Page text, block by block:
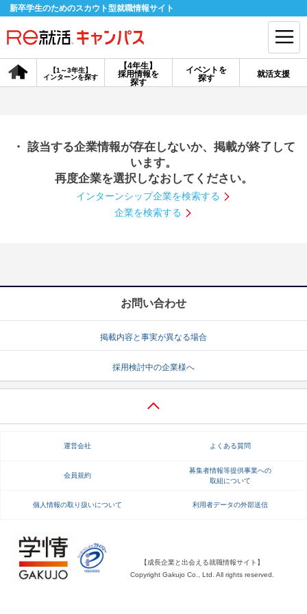
新卒学生のためのスカウト型就職情報サイト
【4年生】
採用情報を
探す
【1～3年生】
インターンを探す
イベントを
探す
就活支援
会員登録 ログイン
探す
【4年生】
説明会を探す
インターンを探す
就活ノウハウ・サポート
就活支援
就活ノウハウが満載！ お役立ち記事・相談室など
適職診断 就活チャンネル
・ 該当する企業情報が存在しないか、掲載が終了して
います。
再度企業を選択しなおしてください。
インターンシップ企業を検索する
企業を検索する
お問い合わせ
掲載内容と事実が異なる場合
採用検討中の企業様へ
運営会社 よくある質問
会員規約
募集者情報等提供事業への
取組について
個人情報の取り扱いについて 利用者データの外部送信
【成長企業と出会える就職情報サイト】
Copyright Gakujo Co., Ltd. All rights reserved.